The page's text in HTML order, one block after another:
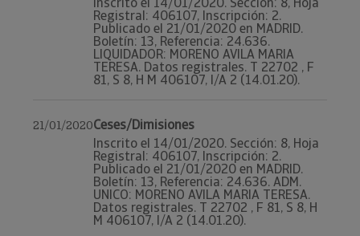
Registral: 406107, Inscripción: 2.
Publicado el 21/01/2020 en MADRID.
Boletín: 13, Referencia: 24.636.
LIQUIDADOR: MORENO AVILA MARIA
TERESA. Datos registrales. T 22702 , F
81, S 8, H M 406107, I/A 2 (14.01.20).
21/01/2020Ceses/Dimisiones
Inscrito el 14/01/2020. Sección: 8, Hoja
Registral: 406107, Inscripción: 2.
Publicado el 21/01/2020 en MADRID.
Boletín: 13, Referencia: 24.636. ADM.
UNICO: MORENO AVILA MARIA TERESA.
Datos registrales. T 22702 , F 81, S 8, H
M 406107, I/A 2 (14.01.20).